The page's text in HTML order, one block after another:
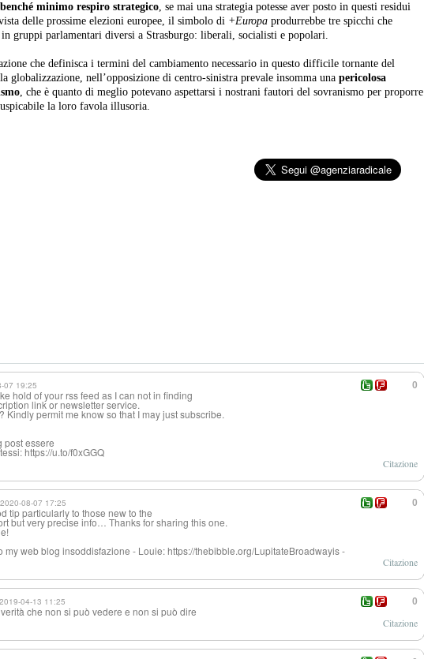
minimo respiro strategico, se mai una strategia potesse aver posto in questi residui
delle prossime elezioni europee, il simbolo di +Europa produrrebbe tre spicchi che
gruppi parlamentari diversi a Strasburgo: liberali, socialisti e popolari.
che definisca i termini del cambiamento necessario in questo difficile tornante del
globalizzazione, nell’opposizione di centro-sinistra prevale insomma una pericolosa
, che è quanto di meglio potevano aspettarsi i nostrani fautori del sovranismo per proporre
la loro favola illusoria.
0
07 19:25
hold of your rss feed as I can not in finding
link or newsletter service.
Kindly permit me know so that I may just subscribe.
post essere
https://u.to/f0xGGQ
Citazione
0
2020-08-07 17:25
tip particularly to those new to the
but very precise info… Thanks for sharing this one.
my web blog insoddisfazione - Louie: https://thebibble.org/LupitateBroadwayis -
Citazione
0
2019-04-13 11:25
che non si può vedere e non si può dire
Citazione